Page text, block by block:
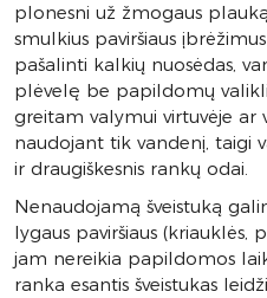
plonesni už žmogaus
smulkius paviršiaus
pašalinti kalkių nuosėdas,
plėvelę be papildomų
greitam valymui virtuvėje ar
naudojant tik vandenį, taigi
ir draugiškesnis rankų odai.
Nenaudojamą šveistuką
lygaus paviršiaus (kriauklės,
jam nereikia papildomos
ranka esantis šveistukas